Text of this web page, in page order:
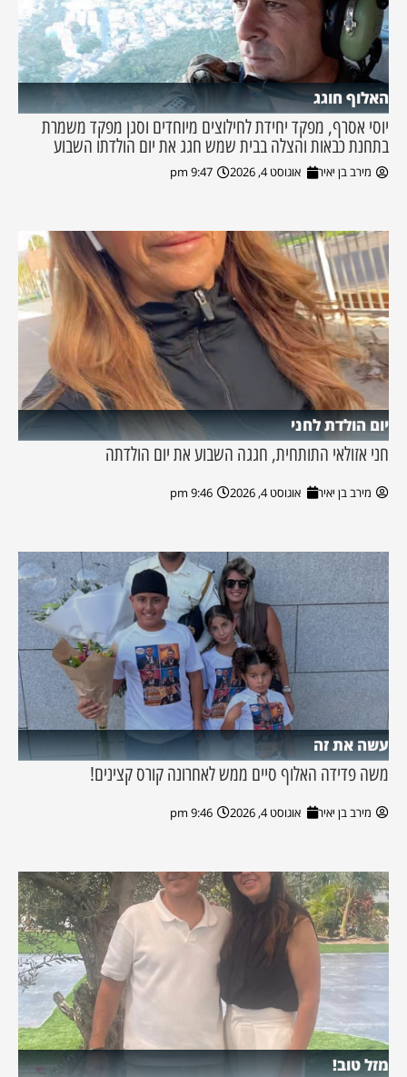
האלוף חוגג
יוסי אסרף, מפקד יחידת לחילוצים מיוחדים וסגן מפקד משמרת
בתחנת כבאות והצלה בבית שמש חגג את יום הולדתו השבוע
מירב בן יאיר אוגוסט 4, 2026 9:47 pm
יום הולדת לחני
חני אזולאי התותחית, חגגה השבוע את יום הולדתה
מירב בן יאיר אוגוסט 4, 2026 9:46 pm
עשה את זה
משה פדידה האלוף סיים ממש לאחרונה קורס קצינים!
מירב בן יאיר אוגוסט 4, 2026 9:46 pm
מזל טוב!